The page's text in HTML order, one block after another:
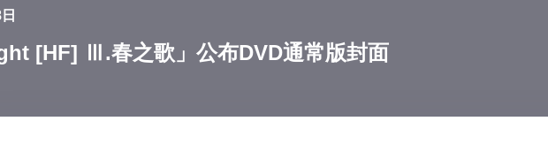
[HF] Ⅲ.春之歌」公布DVD通常版封面